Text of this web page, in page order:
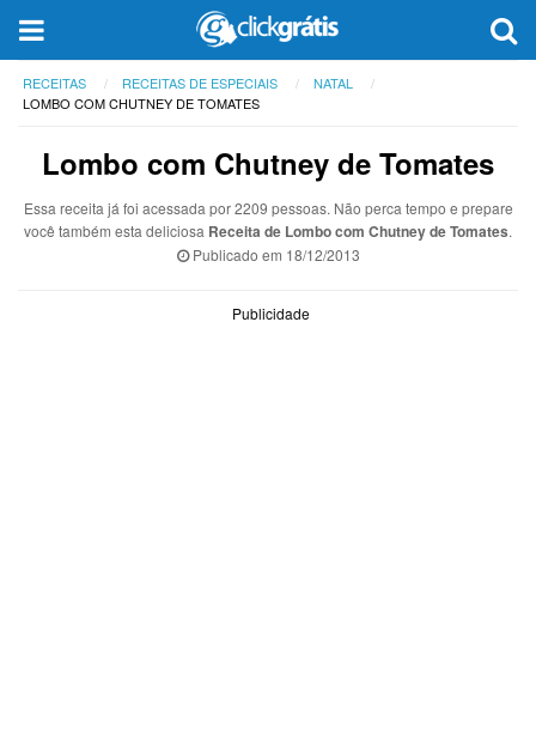
RECEITAS RECEITAS DE ESPECIAIS
NATAL
LOMBO COM CHUTNEY DE TOMATES
Lombo com Chutney de Tomates
Essa receita já foi acessada por 2209 pessoas. Não perca tempo e prepare
você também esta deliciosa Receita de Lombo com Chutney de Tomates.
Publicado em 18/12/2013
Publicidade